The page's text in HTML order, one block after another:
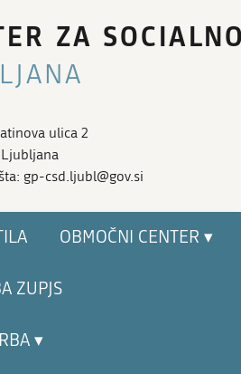
ZA
ulica 2
gp-csd.ljubl@gov.si
OBMOČNI CENTER ▾
ZUPJS
▾